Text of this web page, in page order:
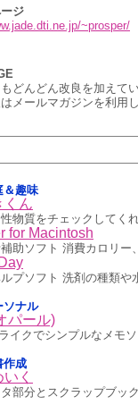
ジ
~prosper/
どんどん改良を加えて
メールマガジンを利用
＆趣味
くん
物質をチェックしてく
for Macintosh
助ソフト 消費カロリー
プソフト 洗剤の種類や
ソナル
パール)
イクでシンプルなメモソ
作成
く
部分とスクラップブッ